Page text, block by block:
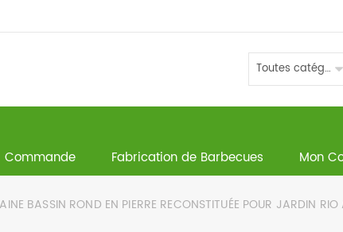
Toutes catégories
Commande Fabrication de Barbecues Mon
BASSIN ROND EN PIERRE RECONSTITUÉE POUR JARDIN